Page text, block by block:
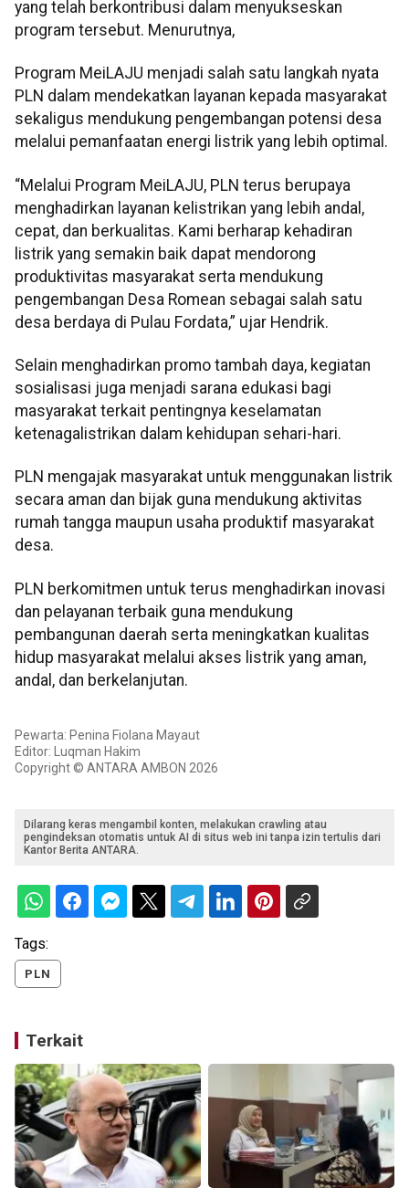
yang telah berkontribusi dalam menyukseskan
program tersebut. Menurutnya,
Program MeiLAJU menjadi salah satu langkah nyata
PLN dalam mendekatkan layanan kepada masyarakat
sekaligus mendukung pengembangan potensi desa
melalui pemanfaatan energi listrik yang lebih optimal.
“Melalui Program MeiLAJU, PLN terus berupaya
menghadirkan layanan kelistrikan yang lebih andal,
cepat, dan berkualitas. Kami berharap kehadiran
listrik yang semakin baik dapat mendorong
produktivitas masyarakat serta mendukung
pengembangan Desa Romean sebagai salah satu
desa berdaya di Pulau Fordata,” ujar Hendrik.
Selain menghadirkan promo tambah daya, kegiatan
sosialisasi juga menjadi sarana edukasi bagi
masyarakat terkait pentingnya keselamatan
ketenagalistrikan dalam kehidupan sehari-hari.
PLN mengajak masyarakat untuk menggunakan listrik
secara aman dan bijak guna mendukung aktivitas
rumah tangga maupun usaha produktif masyarakat
desa.
PLN berkomitmen untuk terus menghadirkan inovasi
dan pelayanan terbaik guna mendukung
pembangunan daerah serta meningkatkan kualitas
hidup masyarakat melalui akses listrik yang aman,
andal, dan berkelanjutan.
Pewarta: Penina Fiolana Mayaut
Editor: Luqman Hakim
Copyright © ANTARA AMBON 2026
Dilarang keras mengambil konten, melakukan crawling atau
pengindeksan otomatis untuk AI di situs web ini tanpa izin tertulis dari
Kantor Berita ANTARA.
Tags:
PLN
Terkait